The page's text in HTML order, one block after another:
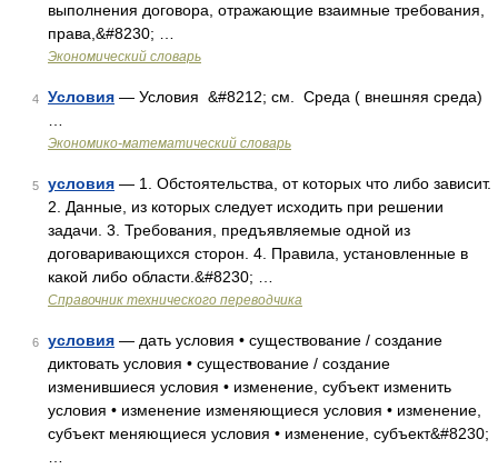
выполнения договора, отражающие взаимные требования,
права,&#8230; …
Экономический словарь
4 Условия — Условия &#8212; см. Среда ( внешняя среда)
Экономико-математический словарь
5 условия — 1. Обстоятельства, от которых что либо зависит.
2. Данные, из которых следует исходить при решении
задачи. 3. Требования, предъявляемые одной из
договаривающихся сторон. 4. Правила, установленные в
какой либо области.&#8230; …
Справочник технического переводчика
6 условия — дать условия • существование / создание
диктовать условия • существование / создание
изменившиеся условия • изменение, субъект изменить
условия • изменение изменяющиеся условия • изменение,
субъект меняющиеся условия • изменение, субъект&#8230;